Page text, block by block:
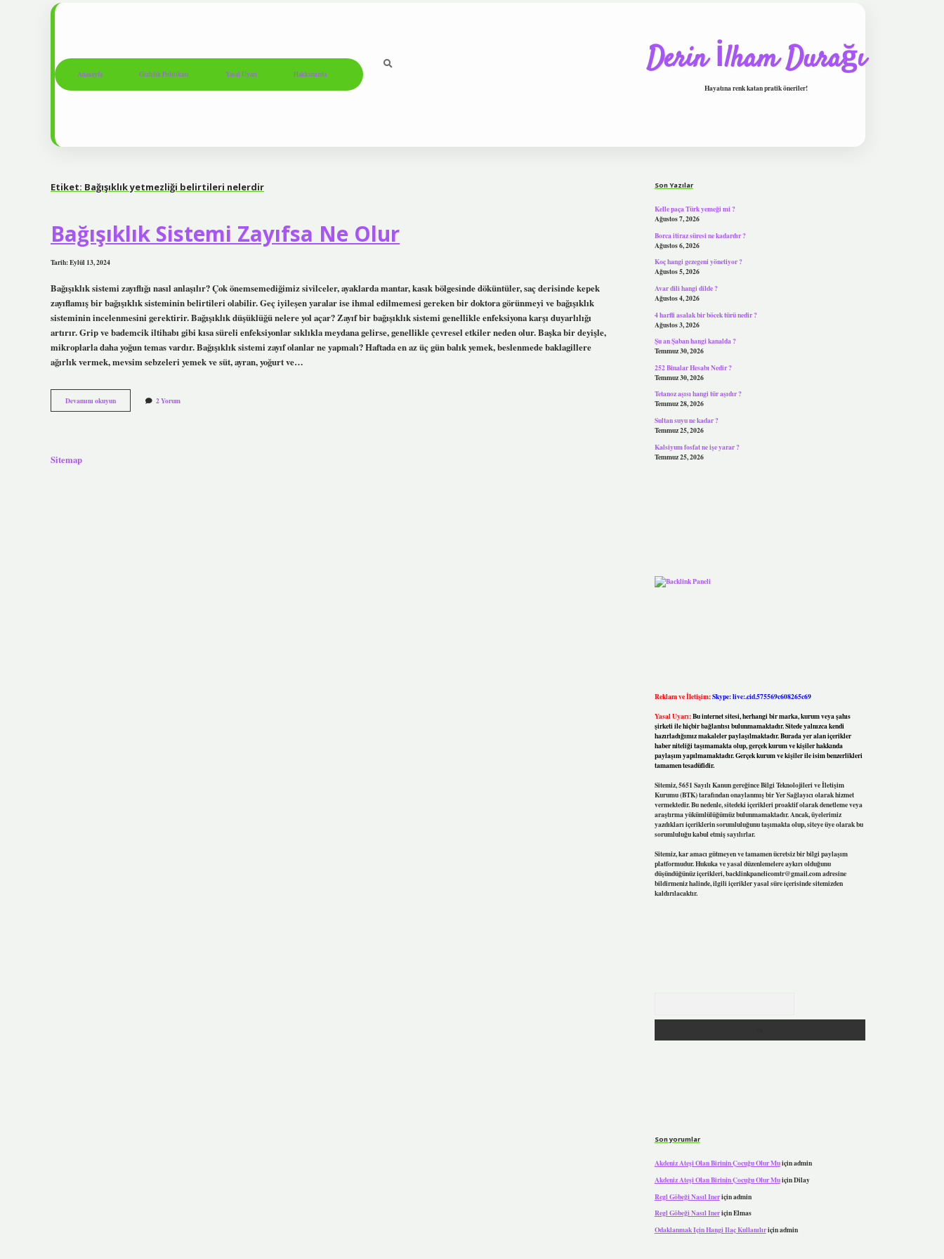
Anasayfa Gizlilik Politikası Yasal Uyarı Hakkımızda Derin İlham Durağı
Hayatına renk katan pratik öneriler!
Etiket: Bağışıklık yetmezliği belirtileri nelerdir
Bağışıklık Sistemi Zayıfsa Ne Olur
Tarih: Eylül 13, 2024
Bağışıklık sistemi zayıflığı nasıl anlaşılır? Çok önemsemediğimiz sivilceler, ayaklarda mantar, kasık bölgesinde döküntüler, saç derisinde kepek
zayıflamış bir bağışıklık sisteminin belirtileri olabilir. Geç iyileşen yaralar ise ihmal edilmemesi gereken bir doktora görünmeyi ve bağışıklık
sisteminin incelenmesini gerektirir. Bağışıklık düşüklüğü nelere yol açar? Zayıf bir bağışıklık sistemi genellikle enfeksiyona karşı duyarlılığı
artırır. Grip ve bademcik iltihabı gibi kısa süreli enfeksiyonlar sıklıkla meydana gelirse, genellikle çevresel etkiler neden olur. Başka bir deyişle,
mikroplarla daha yoğun temas vardır. Bağışıklık sistemi zayıf olanlar ne yapmalı? Haftada en az üç gün balık yemek, beslenmede baklagillere
ağırlık vermek, mevsim sebzeleri yemek ve süt, ayran, yoğurt ve…
Devamını okuyunBağışıklık
Sistemi
2 Yorum
Sitemap
Son Yazılar
Kelle paça Türk yemeği mi ?
Ağustos 7, 2026
Borca itiraz süresi ne kadardır ?
Ağustos 6, 2026
Koç hangi gezegeni yönetiyor ?
Ağustos 5, 2026
Avar dili hangi dilde ?
Ağustos 4, 2026
4 harfli asalak bir böcek türü nedir ?
Ağustos 3, 2026
Şu an Şaban hangi kanalda ?
Temmuz 30, 2026
252 Binalar Hesabı Nedir ?
Temmuz 30, 2026
Tetanoz aşısı hangi tür aşıdır ?
Temmuz 28, 2026
Sultan suyu ne kadar ?
Temmuz 25, 2026
Kalsiyum fosfat ne işe yarar ?
Temmuz 25, 2026
Reklam ve İletişim:Skype: live:.cid.575569c608265c69
Yasal Uyarı:Bu internet sitesi, herhangi bir marka, kurum veya şahıs
şirketi ile hiçbir bağlantısı bulunmamaktadır. Sitede yalnızca kendi
hazırladığımız makaleler paylaşılmaktadır. Burada yer alan içerikler
haber niteliği taşımamakta olup, gerçek kurum ve kişiler hakkında
paylaşım yapılmamaktadır. Gerçek kurum ve kişiler ile isim benzerlikleri
tamamen tesadüfidir.
Sitemiz, 5651 Sayılı Kanun gereğince Bilgi Teknolojileri ve İletişim
Kurumu (BTK) tarafından onaylanmış bir Yer Sağlayıcı olarak hizmet
vermektedir. Bu nedenle, sitedeki içerikleri proaktif olarak denetleme veya
araştırma yükümlülüğümüz bulunmamaktadır. Ancak, üyelerimiz
yazdıkları içeriklerin sorumluluğunu taşımakta olup, siteye üye olarak bu
sorumluluğu kabul etmiş sayılırlar.
Sitemiz, kar amacı gütmeyen ve tamamen ücretsiz bir bilgi paylaşım
platformudur. Hukuka ve yasal düzenlemelere aykırı olduğunu
düşündüğünüz içerikleri,backlinkpanelicomtr@gmail.comadresine
bildirmeniz halinde, ilgili içerikler yasal süre içerisinde sitemizden
kaldırılacaktır.
Son yorumlar
Akdeniz Ateşi Olan Birinin Çocuğu Olur Muiçinadmin
Akdeniz Ateşi Olan Birinin Çocuğu Olur MuiçinDilay
Regl Göbeği Nasıl Ineriçinadmin
Regl Göbeği Nasıl IneriçinElmas
Odaklanmak Için Hangi Ilaç Kullanılıriçinadmin